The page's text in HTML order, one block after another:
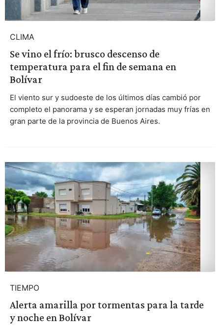
CLIMA
Se vino el frío: brusco descenso de
temperatura para el fin de semana en
Bolívar
El viento sur y sudoeste de los últimos días cambió por
completo el panorama y se esperan jornadas muy frías en
gran parte de la provincia de Buenos Aires.
TIEMPO
Alerta amarilla por tormentas para la tarde
y noche en Bolívar